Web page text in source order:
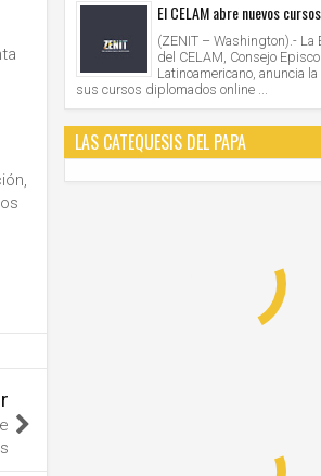
El CELAM abre nuevos
(ZENIT – Washington).- La
del CELAM, Consejo
Latinoamericano, anuncia
sus cursos diplomados online ...
LAS CATEQUESIS DEL PAPA